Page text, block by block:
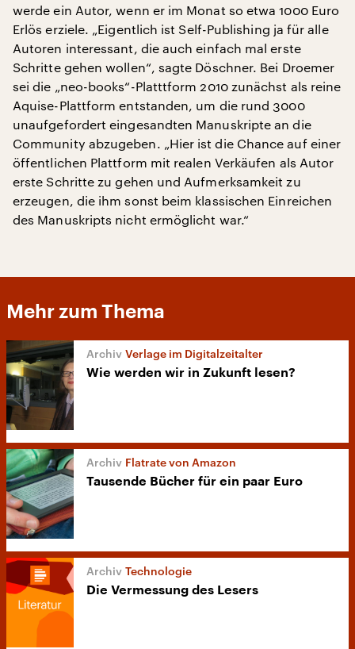
werde ein Autor, wenn er im Monat so etwa 1000 Euro
Erlös erziele. „Eigentlich ist Self-Publishing ja für alle
Autoren interessant, die auch einfach mal erste
Schritte gehen wollen“, sagte Döschner. Bei Droemer
sei die „neo-books“-Platttform 2010 zunächst als reine
Aquise-Plattform entstanden, um die rund 3000
unaufgefordert eingesandten Manuskripte an die
Community abzugeben. „Hier ist die Chance auf einer
öffentlichen Plattform mit realen Verkäufen als Autor
erste Schritte zu gehen und Aufmerksamkeit zu
erzeugen, die ihm sonst beim klassischen Einreichen
des Manuskripts nicht ermöglicht war.“
Mehr zum Thema
Verlage im Digitalzeitalter
Wie werden wir in Zukunft lesen?
Flatrate von Amazon
Tausende Bücher für ein paar Euro
Technologie
Die Vermessung des Lesers